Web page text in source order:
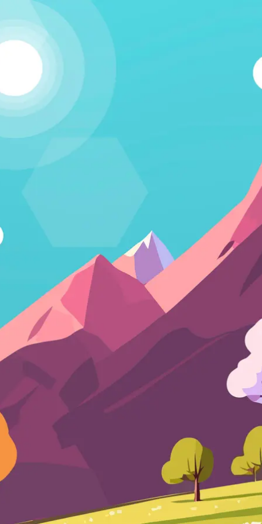
Kapcsolódj!
A Humania rendszerbe Google felhasználói fiókkal lehet
belépni. Fontos számunkra, hogy létező emberek
vegyenek a közösségünkben részt, és ezért nem lehet
csak úgy, tetszőleges e-mail címmel regisztrálni.
Belépés Google fiókkal